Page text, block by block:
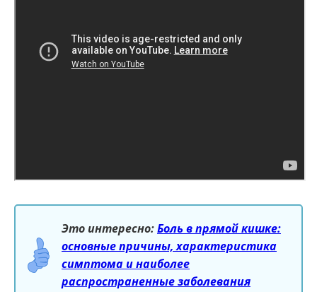
Это интересно:Боль в прямой кишке:
основные причины, характеристика
симптома и наиболее
распространенные заболевания